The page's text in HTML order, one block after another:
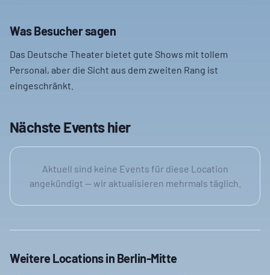
Was Besucher sagen
Das Deutsche Theater bietet gute Shows mit tollem
Personal, aber die Sicht aus dem zweiten Rang ist
eingeschränkt.
Nächste Events hier
Aktuell sind keine Events für diese Location
angekündigt — wir aktualisieren mehrmals täglich.
Weitere Locations in Berlin-Mitte